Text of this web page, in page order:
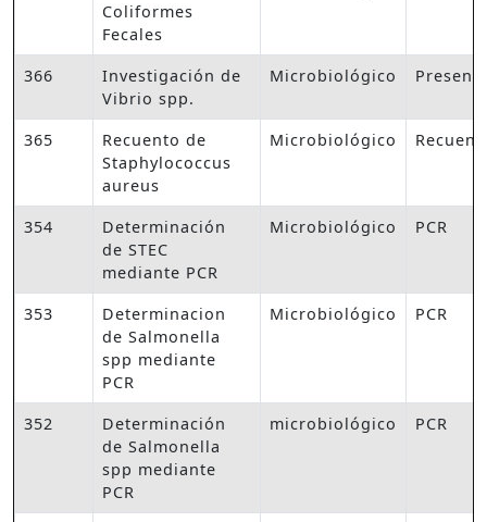
Coliformes
Fecales
366
Investigación de
Vibrio spp.
Microbiológico
365
Recuento de
Staphylococcus
aureus
Microbiológico
354
Determinación
de STEC
mediante PCR
Microbiológico PCR
353
Determinacion
de Salmonella
spp mediante
PCR
Microbiológico PCR
352
Determinación
de Salmonella
spp mediante
PCR
microbiológico PCR